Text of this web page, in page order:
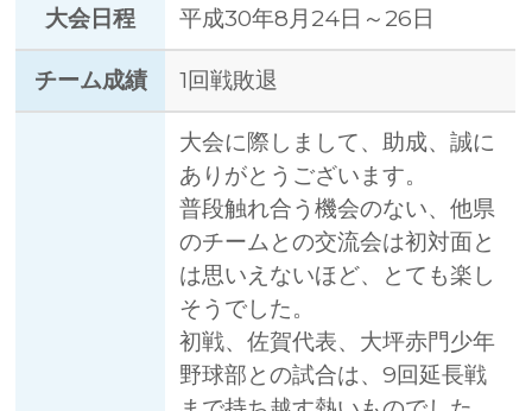
大会日程 平成30年8月24日～26日
チーム成績 1回戦敗退
大会に際しまして、助成、誠に
ありがとうございます。
普段触れ合う機会のない、他県
のチームとの交流会は初対面と
は思いえないほど、とても楽し
そうでした。
初戦、佐賀代表、大坪赤門少年
野球部との試合は、9回延長戦